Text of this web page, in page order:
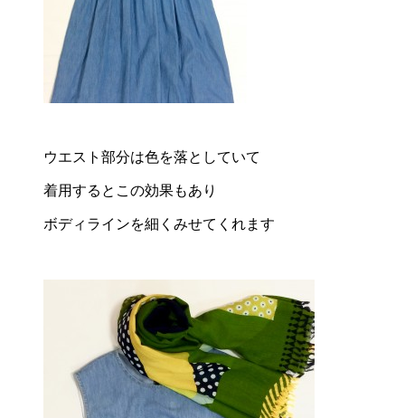
ウエスト部分は色を落としていて
着用するとこの効果もあり
ボディラインを細くみせてくれます